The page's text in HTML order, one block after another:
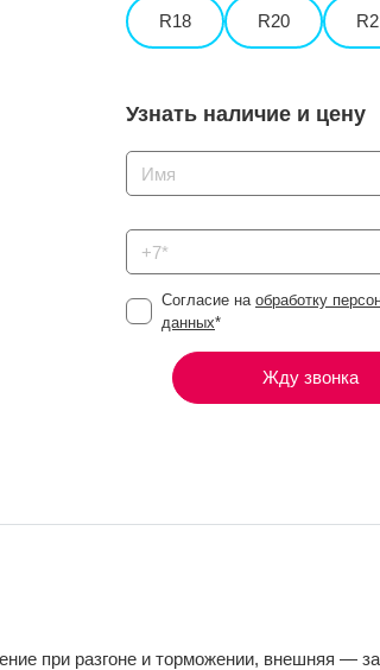
R18 R20
Узнать наличие и цену
Согласие на обработку
данных*
Жду звонка
при разгоне и торможении, внешняя —